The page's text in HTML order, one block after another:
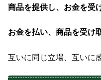
商品を提供し、お金を受
お金を払い、商品を受け
互いに同じ立場、互いに